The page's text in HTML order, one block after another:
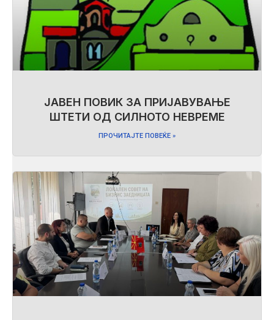
ЈАВЕН ПОВИК ЗА ПРИЈАВУВАЊЕ
ШТЕТИ ОД СИЛНОТО НЕВРЕМЕ
ПРОЧИТАЈТЕ ПОВЕЌЕ »